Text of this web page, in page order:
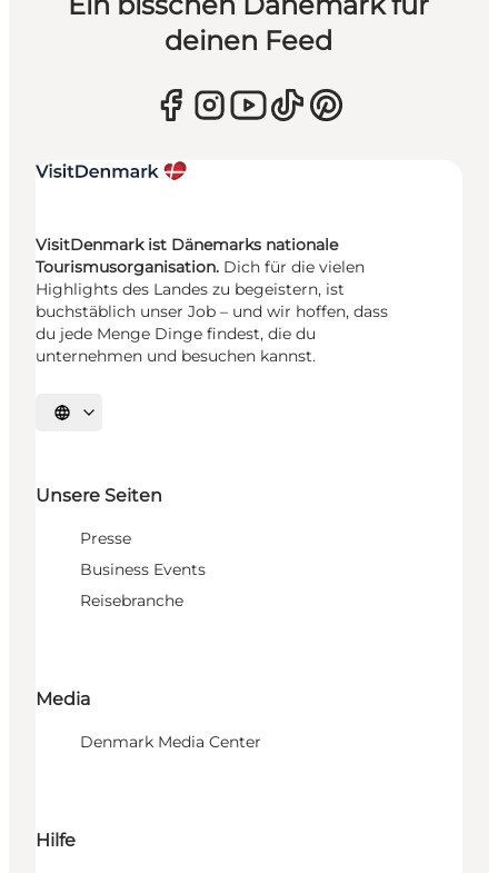
deinen Feed
VisitDenmark ist Dänemarks nationale
Tourismusorganisation. Dich für die vielen
Highlights des Landes zu begeistern, ist
buchstäblich unser Job – und wir hoffen, dass
du jede Menge Dinge findest, die du
unternehmen und besuchen kannst.
Sprache auswählen
Unsere Seiten
Presse
Business Events
Reisebranche
Media
Denmark Media Center
Hilfe